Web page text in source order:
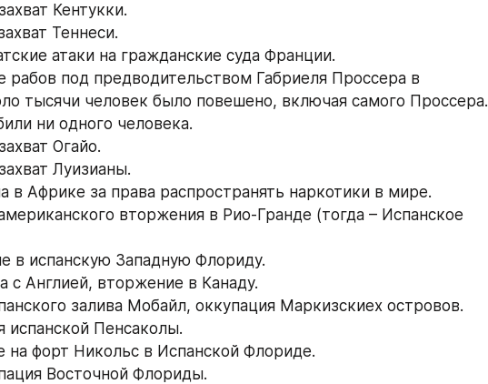
Кентукки.
Теннеси.
атаки на гражданские суда Франции.
рабов под предводительством Габриеля Проссера в
тысячи человек было повешено, включая самого Проссера.
ни одного человека.
Огайо.
Луизианы.
в Африке за права распространять наркотики в мире.
вторжения в Рио-Гранде (тогда – Испанское
в испанскую Западную Флориду.
с Англией, вторжение в Канаду.
залива Мобайл, оккупация Маркизскиех островов.
испанской Пенсаколы.
на форт Никольс в Испанской Флориде.
Восточной Флориды.